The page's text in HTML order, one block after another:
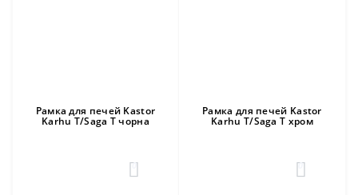
Рамка для печей Kastor
Karhu T/Saga T чорна
0
Рамка для печей Kastor
Karhu T/Saga T хром
0